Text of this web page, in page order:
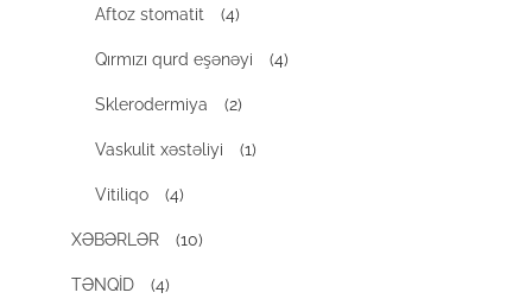
Aftoz stomatit (4)
Qırmızı qurd eşənəyi (4)
Sklerodermiya (2)
Vaskulit xəstəliyi (1)
Vitiliqo (4)
XƏBƏRLƏR (10)
TƏNQİD (4)